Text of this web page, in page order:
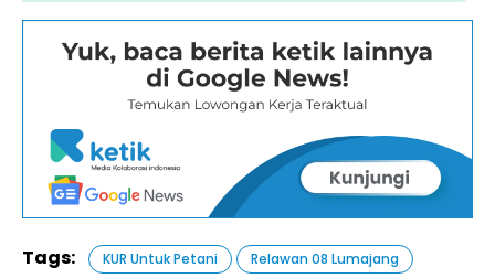
Tags: KUR Untuk Petani
Relawan 08 Lumajang